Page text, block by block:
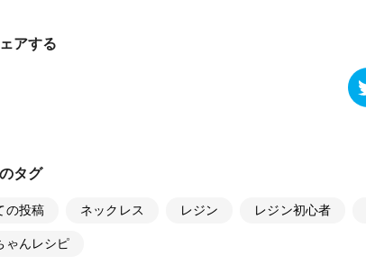
アする
タグ
の投稿 ネックレス レジン レジン初心者
ゃんレシピ